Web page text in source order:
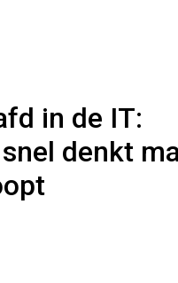
in de IT:
denkt